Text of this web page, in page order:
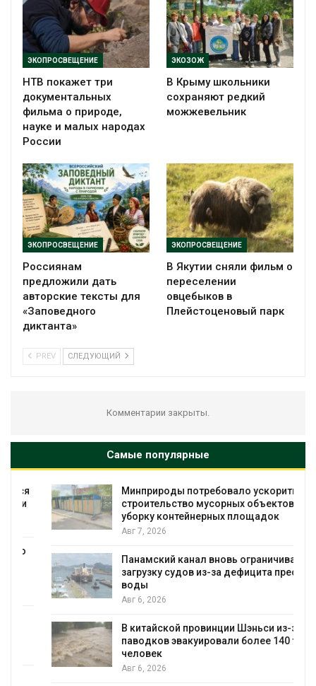
ЭКОПРОСВЕЩЕНИЕ
НТВ покажет три
документальных
фильма о природе,
науке и малых народах
России
ЭКОЗОЖ
В Крыму школьники
сохраняют редкий
можжевельник
ЭКОПРОСВЕЩЕНИЕ
Россиянам
предложили дать
авторские тексты для
«Заповедного
диктанта»
ЭКОПРОСВЕЩЕНИЕ
В Якутии сняли фильм о
переселении
овцебыков в
Плейстоценовый парк
PREV СЛЕДУЮЩИЙ
Комментарии закрыты.
Самые популярные
Минприроды потребовало ускорить
строительство мусорных объектов и
уборку контейнерных площадок
Авг 7, 2026
Панамский канал вновь ограничивает
загрузку судов из-за дефицита пресной
воды
Авг 6, 2026
В китайской провинции Шэньси из-за
паводков эвакуировали более 140 тыс.
человек
Авг 6, 2026